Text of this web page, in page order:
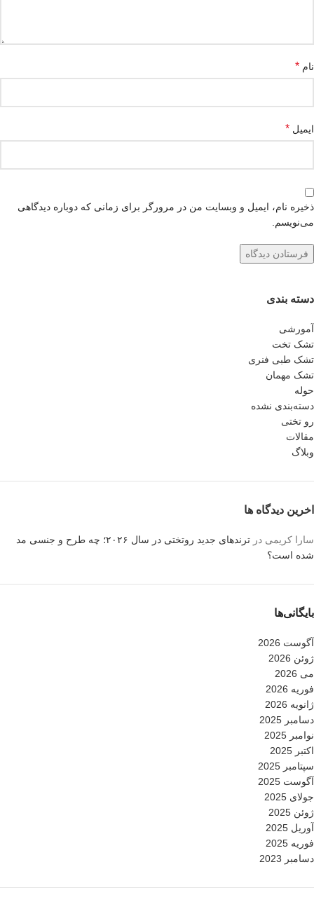
نام *
ایمیل *
ذخیره نام، ایمیل و وبسایت من در مرورگر برای زمانی که دوباره دیدگاهی
می‌نویسم.
دسته بندی
آمورشی
تشک تخت
تشک طبی فنری
تشک مهمان
حوله
دسته‌بندی نشده
رو تختی
مقالات
وبلاگ
اخرین دیدگاه ها
سارا کریمی در
ترندهای جدید روتختی در سال ۲۰۲۶؛ چه طرح و جنسی مد
شده است؟
بایگانی‌ها
آگوست 2026
ژوئن 2026
می 2026
فوریه 2026
ژانویه 2026
دسامبر 2025
نوامبر 2025
اکتبر 2025
سپتامبر 2025
آگوست 2025
جولای 2025
ژوئن 2025
آوریل 2025
فوریه 2025
دسامبر 2023